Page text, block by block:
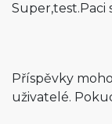
Super,test.Paci
Příspěvky
uživatelé.